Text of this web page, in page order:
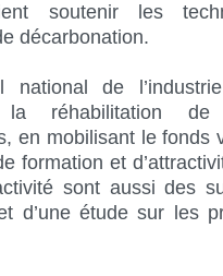
soutenir les
décarbonation.
national de
réhabilitation de
en mobilisant le fonds
formation et
sont aussi des
d’une étude sur les